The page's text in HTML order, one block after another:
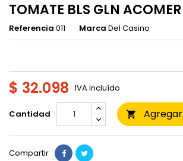
TOMATE BLS GLN ACOMER
Referencia 011 Marca Del Casino
$ 32.098 IVA incluído
Cantidad  Agregar
Compartir